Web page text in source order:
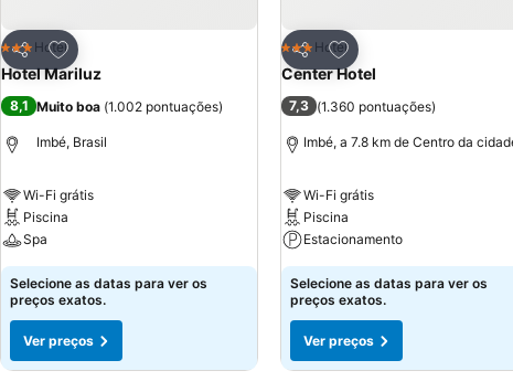
Partilhar
Adicionar aos favoritos
3 Estrelas
Hotel
Hotel Mariluz
8,1 Muito boa (1.002 pontuações)
Imbé, Brasil
Wi-Fi grátis
Piscina
Spa
Selecione as datas para ver os
preços exatos.
Ver preços
Partilhar
Adicionar aos favoritos
3 Estrelas
Hotel
Center Hotel
7,3 (1.360 pontuações)
Imbé, a 7.8 km de Centro da
Wi-Fi grátis
Piscina
Estacionamento
Selecione as datas para ver os
preços exatos.
Ver preços